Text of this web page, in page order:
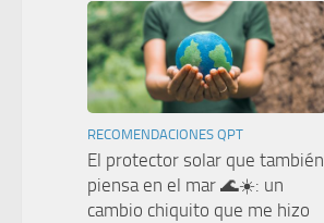
RECOMENDACIONES QPT
El protector solar que también
piensa en el mar 🌊☀️: un
cambio chiquito que me hizo